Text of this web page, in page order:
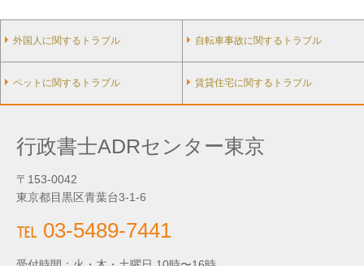
外国人に関するトラブル 自転車事故に関するトラブル
ペットに関するトラブル 賃貸住宅に関するトラブル
行政書士ADRセンター東京
〒153-0042
東京都目黒区青葉台3-1-6
℡ 03-5489-7441